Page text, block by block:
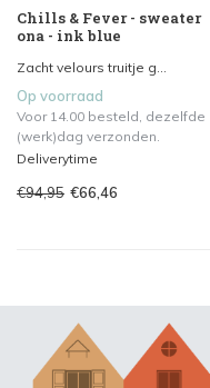
Chills & Fever - sweater
ona - ink blue
Zacht velours truitje g...
Op voorraad
Voor 14.00 besteld, dezelfde
(werk)dag verzonden.
Deliverytime
€94,95 €66,46